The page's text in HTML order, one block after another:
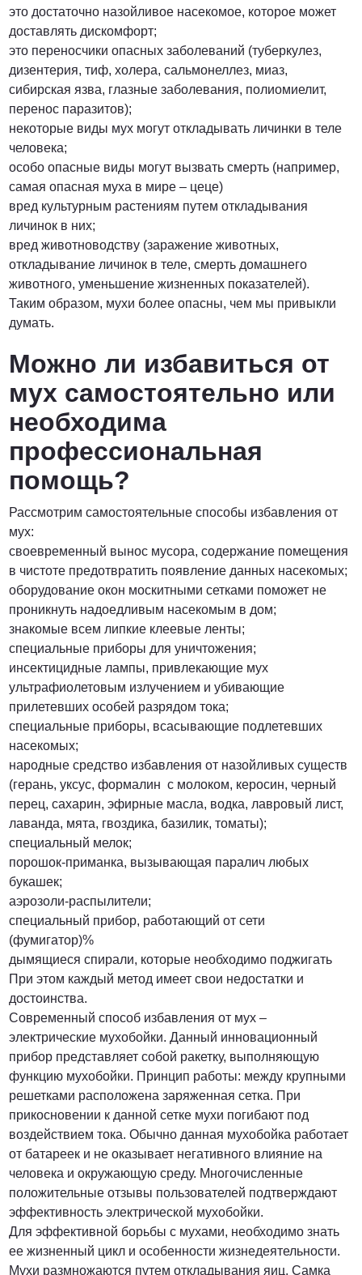
это достаточно назойливое насекомое, которое может
доставлять дискомфорт;
это переносчики опасных заболеваний (туберкулез,
дизентерия, тиф, холера, сальмонеллез, миаз,
сибирская язва, глазные заболевания, полиомиелит,
перенос паразитов);
некоторые виды мух могут откладывать личинки в теле
человека;
особо опасные виды могут вызвать смерть (например,
самая опасная муха в мире – цеце)
вред культурным растениям путем откладывания
личинок в них;
вред животноводству (заражение животных,
откладывание личинок в теле, смерть домашнего
животного, уменьшение жизненных показателей).
Таким образом, мухи более опасны, чем мы привыкли
думать.
Можно ли избавиться от
мух самостоятельно или
необходима
профессиональная
помощь?
Рассмотрим самостоятельные способы избавления от
мух:
своевременный вынос мусора, содержание помещения
в чистоте предотвратить появление данных насекомых;
оборудование окон москитными сетками поможет не
проникнуть надоедливым насекомым в дом;
знакомые всем липкие клеевые ленты;
специальные приборы для уничтожения;
инсектицидные лампы, привлекающие мух
ультрафиолетовым излучением и убивающие
прилетевших особей разрядом тока;
специальные приборы, всасывающие подлетевших
насекомых;
народные средство избавления от назойливых существ
(герань, уксус, формалин с молоком, керосин, черный
перец, сахарин, эфирные масла, водка, лавровый лист,
лаванда, мята, гвоздика, базилик, томаты);
специальный мелок;
порошок-приманка, вызывающая паралич любых
букашек;
аэрозоли-распылители;
специальный прибор, работающий от сети
(фумигатор)%
дымящиеся спирали, которые необходимо поджигать
При этом каждый метод имеет свои недостатки и
достоинства.
Современный способ избавления от мух –
электрические мухобойки. Данный инновационный
прибор представляет собой ракетку, выполняющую
функцию мухобойки. Принцип работы: между крупными
решетками расположена заряженная сетка. При
прикосновении к данной сетке мухи погибают под
воздействием тока. Обычно данная мухобойка работает
от батареек и не оказывает негативного влияние на
человека и окружающую среду. Многочисленные
положительные отзывы пользователей подтверждают
эффективность электрической мухобойки.
Для эффективной борьбы с мухами, необходимо знать
ее жизненный цикл и особенности жизнедеятельности.
Мухи размножаются путем откладывания яиц. Самка